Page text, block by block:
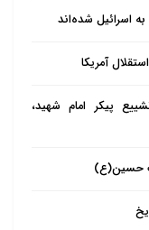
اسرائیل شده‌اند
آمریکا
پیکر امام شهید،
حسین(ع)